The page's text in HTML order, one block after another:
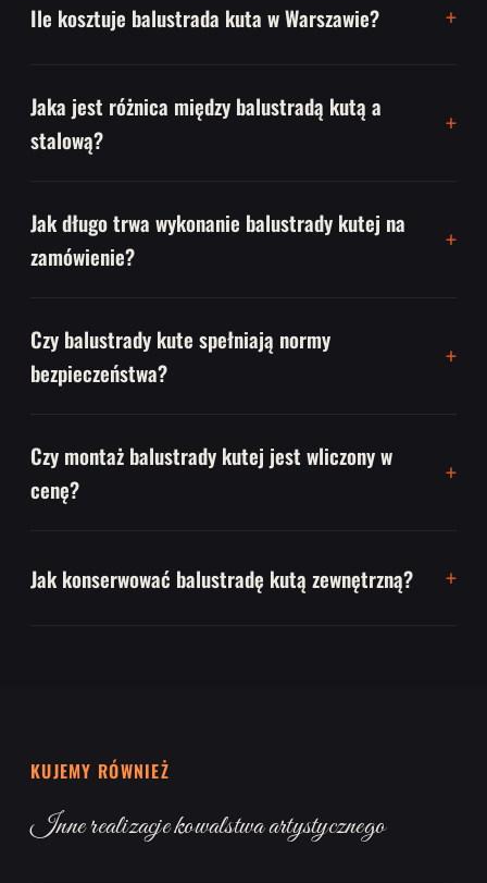
Ile kosztuje balustrada kuta w Warszawie?
Jaka jest różnica między balustradą kutą a
stalową?
Jak długo trwa wykonanie balustrady kutej na
zamówienie?
Czy balustrady kute spełniają normy
bezpieczeństwa?
Czy montaż balustrady kutej jest wliczony w
cenę?
Jak konserwować balustradę kutą zewnętrzną?
KUJEMY RÓWNIEŻ
Inne realizacje kowalstwa artystycznego